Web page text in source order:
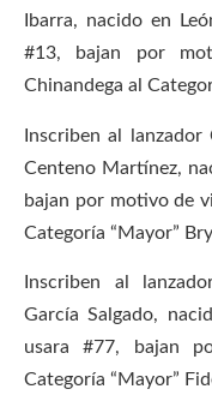
Ibarra, nacido en
#13, bajan por
Chinandega al
Inscriben al lanzador
Centeno Martínez,
bajan por motivo de
Categoría “Mayor”
Inscriben al
García Salgado,
usara #77, bajan
Categoría “Mayor”